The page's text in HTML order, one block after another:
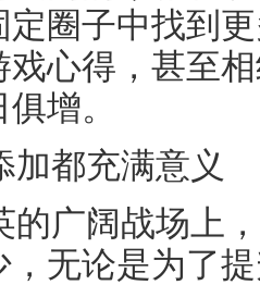
定圈子中找到
戏心得，甚至
增。
加都充满意义
的广阔战场上
，无论是为了